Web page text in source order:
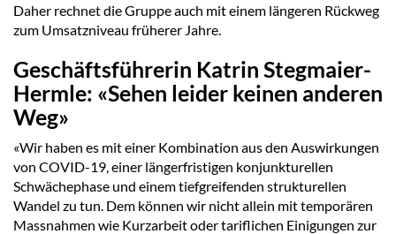
Daher rechnet die Gruppe auch mit einem längeren Rückweg
zum Umsatzniveau früherer Jahre.
Geschäftsführerin Katrin Stegmaier-
Hermle: «Sehen leider keinen anderen
Weg»
«Wir haben es mit einer Kombination aus den Auswirkungen
von COVID-19, einer längerfristigen konjunkturellen
Schwächephase und einem tiefgreifenden strukturellen
Wandel zu tun. Dem können wir nicht allein mit temporären
Massnahmen wie Kurzarbeit oder tariflichen Einigungen zur